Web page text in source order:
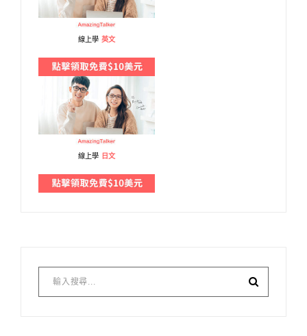
線上學 英文
線上學 日文